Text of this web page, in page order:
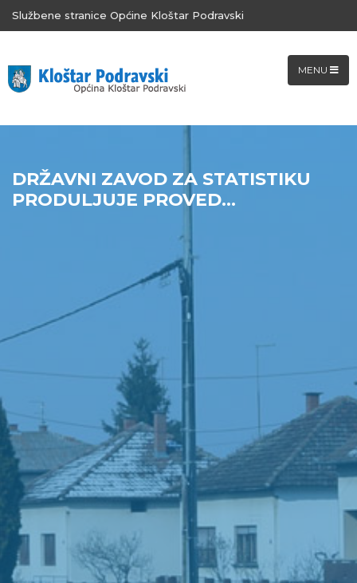
Službene stranice Općine Kloštar Podravski
MENU
DRŽAVNI ZAVOD ZA STATISTIKU
PRODULJUJE PROVED...